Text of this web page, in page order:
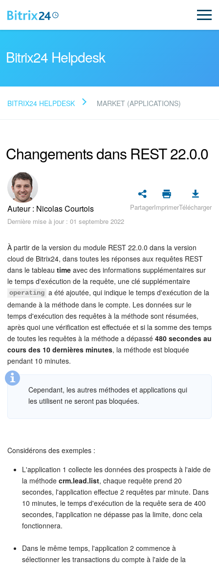
NOUVEAU
Assistance de Bitrix24
Inscription et connexion
Sécurité dans Bitrix24
Démarrer sur Bitrix24
Abonnement
Actualités
Tâches et projets
Projets IA
Messenger
Collabs
Base de connaissances
Sites
Gestion des stocks
Bitrix24 Helpdesk
BITRIX24 HELPDESK MARKET (APPLICATIONS)
Changements dans REST 22.0.0
Auteur : Nicolas Courtois
Dernière mise à jour : 01 septembre 2022
PartagerImprimerTélécharger
À partir de la version du module REST 22.0.0 dans la version
cloud de Bitrix24, dans toutes les réponses aux requêtes REST
dans le tableau time avec des informations supplémentaires sur
le temps d'exécution de la requête, une clé supplémentaire
operating a été ajoutée, qui indique le temps d'exécution de la
demande à la méthode dans le compte. Les données sur le
temps d'exécution des requêtes à la méthode sont résumées,
après quoi une vérification est effectuée et si la somme des temps
de toutes les requêtes à la méthode a dépassé 480 secondes au
cours des 10 dernières minutes, la méthode est bloquée
pendant 10 minutes.
Cependant, les autres méthodes et applications qui
les utilisent ne seront pas bloquées.
Considérons des exemples :
L'application 1 collecte les données des prospects à l'aide de
la méthode crm.lead.list, chaque requête prend 20
secondes, l'application effectue 2 requêtes par minute. Dans
10 minutes, le temps d'exécution de la requête sera de 400
secondes, l'application ne dépasse pas la limite, donc cela
fonctionnera.
Dans le même temps, l'application 2 commence à
sélectionner les transactions du compte à l'aide de la